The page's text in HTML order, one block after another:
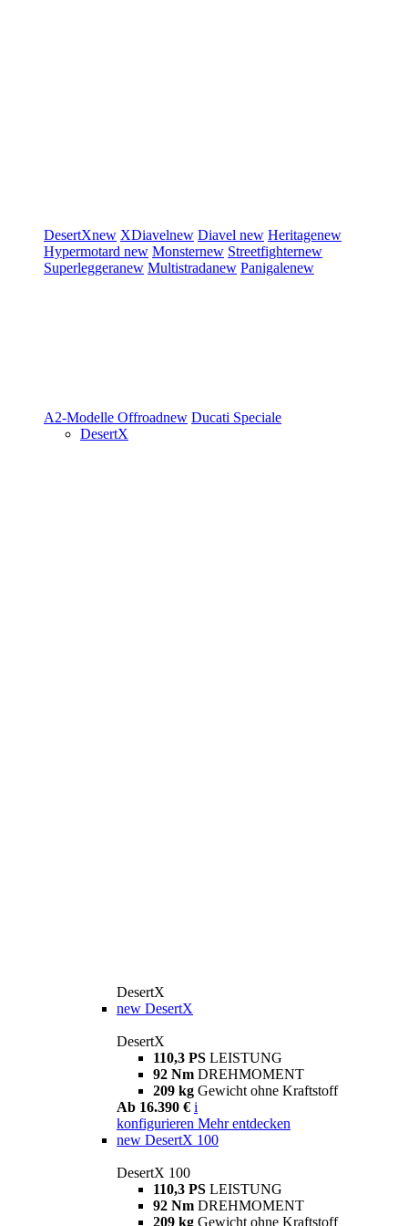
DesertXnew XDiavelnew Diavel new Heritagenew
Hypermotard new Monsternew Streetfighternew
Superleggeranew Multistradanew Panigalenew
A2-Modelle Offroadnew Ducati Speciale
DesertX
DesertX
new DesertX
DesertX
110,3 PS LEISTUNG
92 Nm DREHMOMENT
209 kg Gewicht ohne Kraftstoff
Ab 16.390 € i
konfigurieren Mehr entdecken
new DesertX 100
DesertX 100
110,3 PS LEISTUNG
92 Nm DREHMOMENT
209 kg Gewicht ohne Kraftstoff